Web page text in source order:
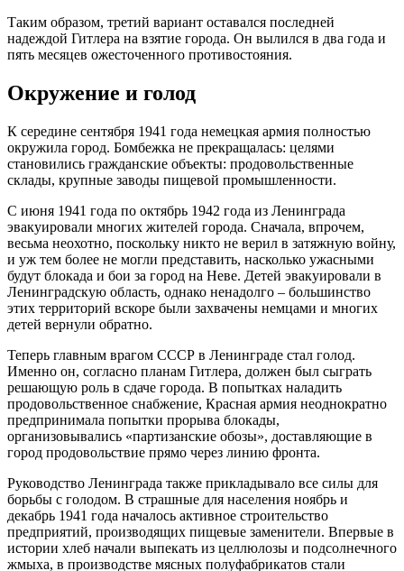
Таким образом, третий вариант оставался последней
надеждой Гитлера на взятие города. Он вылился в два года и
пять месяцев ожесточенного противостояния.
Окружение и голод
К середине сентября 1941 года немецкая армия полностью
окружила город. Бомбежка не прекращалась: целями
становились гражданские объекты: продовольственные
склады, крупные заводы пищевой промышленности.
С июня 1941 года по октябрь 1942 года из Ленинграда
эвакуировали многих жителей города. Сначала, впрочем,
весьма неохотно, поскольку никто не верил в затяжную войну,
и уж тем более не могли представить, насколько ужасными
будут блокада и бои за город на Неве. Детей эвакуировали в
Ленинградскую область, однако ненадолго – большинство
этих территорий вскоре были захвачены немцами и многих
детей вернули обратно.
Теперь главным врагом СССР в Ленинграде стал голод.
Именно он, согласно планам Гитлера, должен был сыграть
решающую роль в сдаче города. В попытках наладить
продовольственное снабжение, Красная армия неоднократно
предпринимала попытки прорыва блокады,
организовывались «партизанские обозы», доставляющие в
город продовольствие прямо через линию фронта.
Руководство Ленинграда также прикладывало все силы для
борьбы с голодом. В страшные для населения ноябрь и
декабрь 1941 года началось активное строительство
предприятий, производящих пищевые заменители. Впервые в
истории хлеб начали выпекать из целлюлозы и подсолнечного
жмыха, в производстве мясных полуфабрикатов стали